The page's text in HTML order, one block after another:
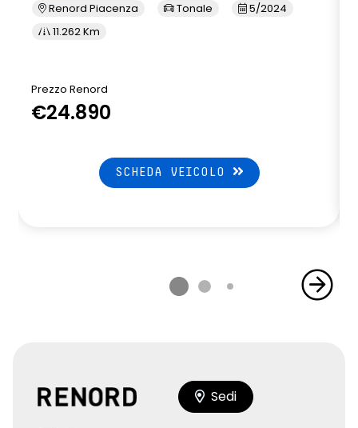
Renord Piacenza Tonale
5/2024
11.262 Km
Prezzo Renord
€24.890
SCHEDA VEICOLO
Sedi